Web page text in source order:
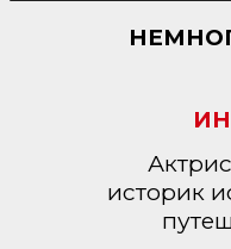
историк